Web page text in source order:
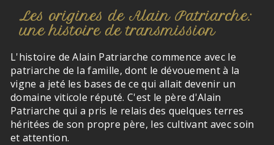
Les origines de Alain Patriarche:
une histoire de transmission
L'histoire de Alain Patriarche commence avec le
patriarche de la famille, dont le dévouement à la
vigne a jeté les bases de ce qui allait devenir un
domaine viticole réputé. C'est le père d'Alain
Patriarche qui a pris le relais des quelques terres
héritées de son propre père, les cultivant avec soin
et attention.